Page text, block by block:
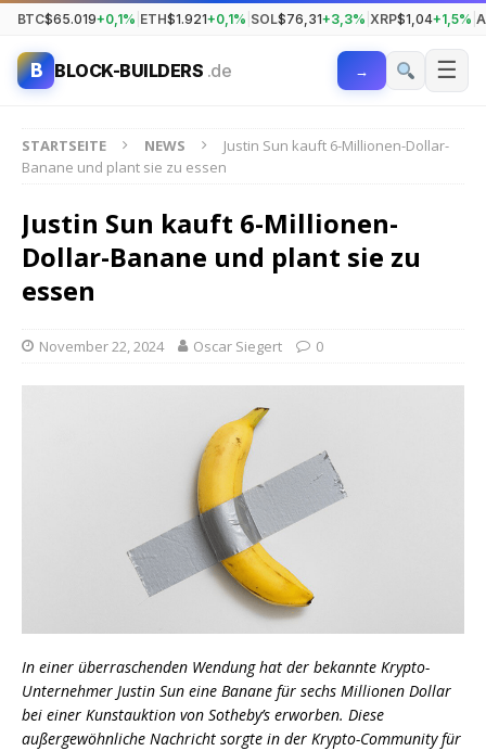
BTC$65.019+0,1% ETH$1.921+0,1% SOL$76,31+3,3% XRP$1,04+1,5%
B BLOCK-BUILDERS .de → ☰
STARTSEITE NEWS
Justin Sun kauft 6-Millionen-Dollar-
Banane und plant sie zu essen
Justin Sun kauft 6-Millionen-
Dollar-Banane und plant sie zu
essen
November 22, 2024 Oscar Siegert 0
In einer überraschenden Wendung hat der bekannte Krypto-
Unternehmer Justin Sun eine Banane für sechs Millionen Dollar
bei einer Kunstauktion von Sotheby’s erworben. Diese
außergewöhnliche Nachricht sorgte in der Krypto-Community für